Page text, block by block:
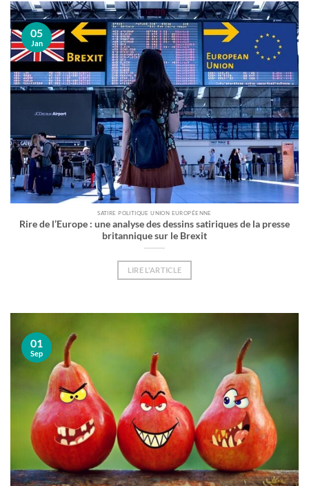
SATIRE POLITIQUE UNION EUROPÉENNE
Rire de l’Europe : une analyse des dessins satiriques de la presse
britannique sur le Brexit
LIRE L'ARTICLE
05
Jan
01
Sep